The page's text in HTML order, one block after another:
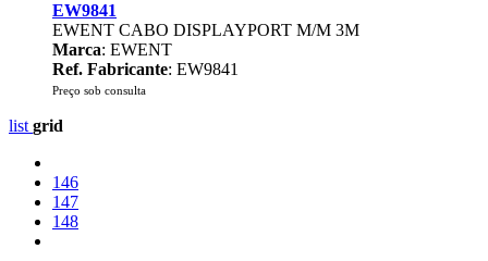
EW9841
EWENT CABO DISPLAYPORT M/M 3M
Marca: EWENT
Ref. Fabricante: EW9841
Preço sob consulta
list grid
146
147
148